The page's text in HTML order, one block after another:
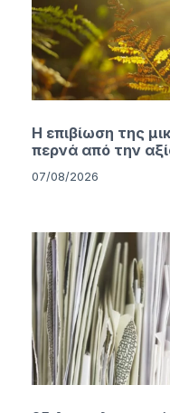
Η επιβίωση της
περνά από την
07/08/2026